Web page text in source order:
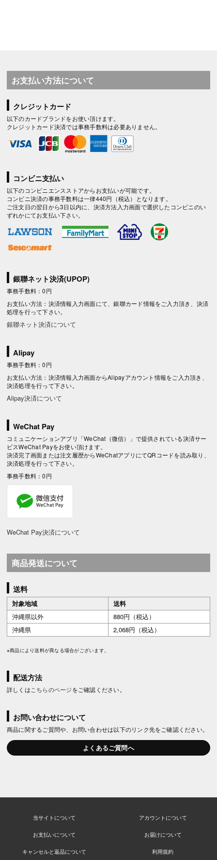
お支払い方法について
クレジットカード
以下のカードブランドをお使い頂けます。
クレジットカード決済では事務手数料は必要ありません。
コンビニ支払い
以下のコンビニエンスストアからお支払いが可能です。
コンビニ決済の事務手数料は一律440円（税込）となります。
ご注文日の翌日から3日以内に、決済方法入力画面で選択したコンビニのい
ずれかにてお支払い下さい。
銀聯ネット決済(UPOP)
事務手数料：0円
お支払い方法：決済情報入力画面にて、銀聯カード情報をご入力頂き、決済
処理を行って下さい。
銀聯ネット決済について
Alipay
事務手数料：0円
お支払い方法：決済情報入力画面からAlipayアカウント情報をご入力頂き、
決済処理を行って下さい。
Alipay決済について
WeChat Pay
コミュニケーションアプリ「WeChat（微信）」で提供されている決済サー
ビスWeChat Payをお使い頂けます。
決済完了画面または注文履歴からWeChatアプリにてQRコードを読み取り、
決済処理を行って下さい。
事務手数料：0円
WeChat Pay決済について
商品発送について
送料
対象地域
送料
沖縄県以外
880円（税込）
沖縄県
2,068円（税込）
※商品により送料が異なる場合がございます。
配送方法
詳しくは こちらのページをご確認ください。
お問い合わせについて
商品に関するご質問や、お問い合わせは以下のリンク先をご確認ください。
よくあるご質問へ
当サイトについて アカウントについて
お支払いについて お届けについて
キャンセルと返品について 利用規約